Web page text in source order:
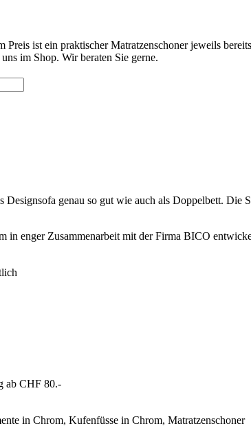
ist ein praktischer Matratzenschoner jeweils
im Shop. Wir beraten Sie gerne.
genau so gut wie auch als Doppelbett. Die
enger Zusammenarbeit mit der Firma BICO
ab CHF 80.-
in Chrom, Kufenfüsse in Chrom, Matratzenschoner